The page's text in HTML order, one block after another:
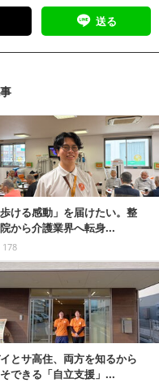
送る
歩ける感動」を届けたい。整
から介護業界へ転身...
178
とサ高住、両方を知るから
できる「自立支援」...